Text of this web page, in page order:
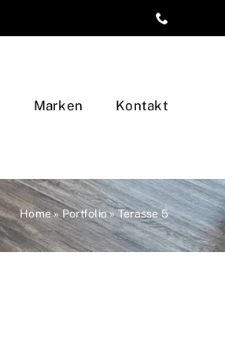
Marken Kontakt
Home»Portfolio»Terasse 5